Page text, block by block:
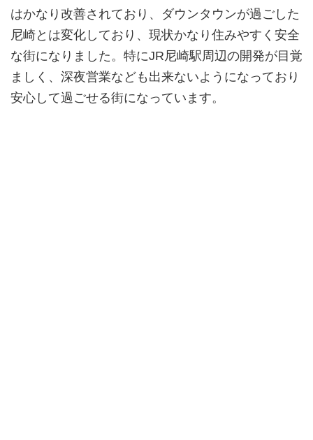
はかなり改善されており、ダウンタウンが過ごした
尼崎とは変化しており、現状かなり住みやすく安全
な街になりました。特にJR尼崎駅周辺の開発が目覚
ましく、深夜営業なども出来ないようになっており
安心して過ごせる街になっています。